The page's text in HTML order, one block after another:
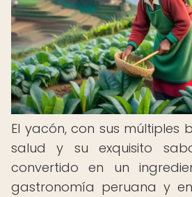
El yacón, con sus múltiples
salud y su exquisito
convertido en un
gastronomía peruana y